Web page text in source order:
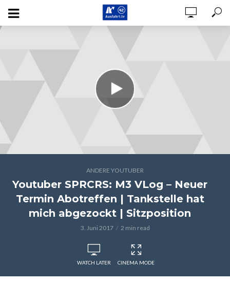
ANDERE YOUTUBER
Youtuber SPRCRS: M3 VLog – Neuer
Termin Abotreffen | Tankstelle hat
mich abgezockt | Sitzposition
3. Juni 2017 2 min read
WATCH LATER CINEMA MODE